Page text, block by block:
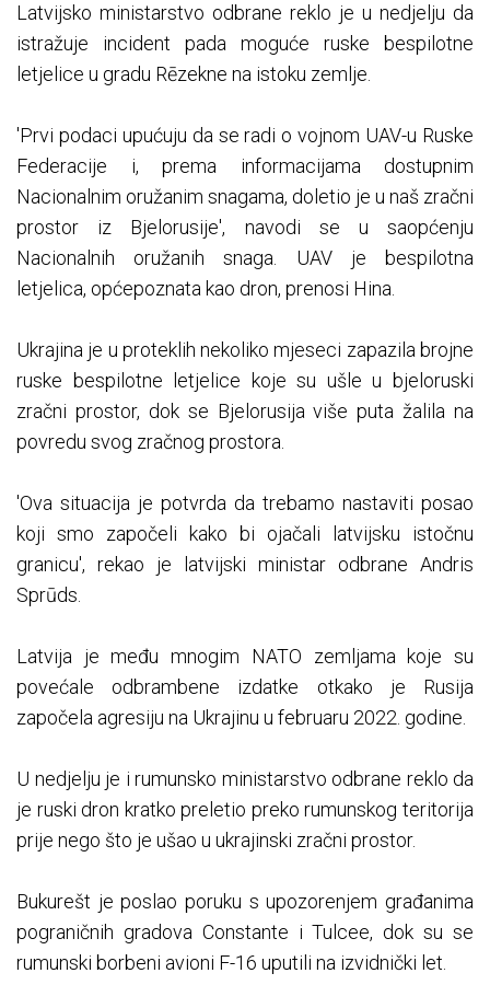
Latvijsko ministarstvo odbrane reklo je u nedjelju da
istražuje incident pada moguće ruske bespilotne
letjelice u gradu Rēzekne na istoku zemlje.
'Prvi podaci upućuju da se radi o vojnom UAV-u Ruske
Federacije i, prema informacijama dostupnim
Nacionalnim oružanim snagama, doletio je u naš zračni
prostor iz Bjelorusije', navodi se u saopćenju
Nacionalnih oružanih snaga. UAV je bespilotna
letjelica, općepoznata kao dron, prenosi Hina.
Ukrajina je u proteklih nekoliko mjeseci zapazila brojne
ruske bespilotne letjelice koje su ušle u bjeloruski
zračni prostor, dok se Bjelorusija više puta žalila na
povredu svog zračnog prostora.
'Ova situacija je potvrda da trebamo nastaviti posao
koji smo započeli kako bi ojačali latvijsku istočnu
granicu', rekao je latvijski ministar odbrane Andris
Sprūds.
Latvija je među mnogim NATO zemljama koje su
povećale odbrambene izdatke otkako je Rusija
započela agresiju na Ukrajinu u februaru 2022. godine.
U nedjelju je i rumunsko ministarstvo odbrane reklo da
je ruski dron kratko preletio preko rumunskog teritorija
prije nego što je ušao u ukrajinski zračni prostor.
Bukurešt je poslao poruku s upozorenjem građanima
pograničnih gradova Constante i Tulcee, dok su se
rumunski borbeni avioni F-16 uputili na izvidnički let.